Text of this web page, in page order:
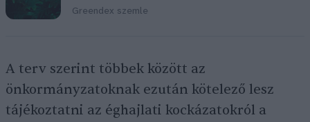
Greendex szemle
A terv szerint többek között az
önkormányzatoknak ezután kötelező lesz
tájékoztatni az éghajlati kockázatokról a